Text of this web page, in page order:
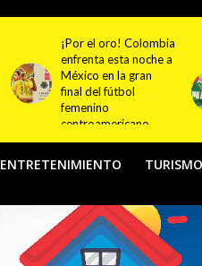
Festival NATUR 2026
pondrá en el centro
del debate el turismo
responsable y
sostenible con
actividades en
Bogotá y Guasca
ENTRETENIMIENTO TURISMO